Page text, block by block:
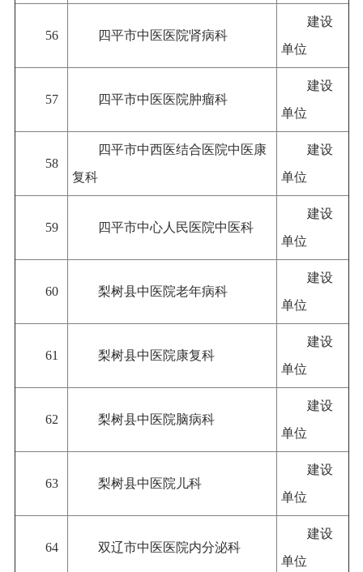
56 四平市中医医院肾病科
建设
单位
57 四平市中医医院肿瘤科
建设
单位
58
四平市中西医结合医院中医康
复科
建设
单位
59 四平市中心人民医院中医科
建设
单位
60 梨树县中医院老年病科
建设
单位
61 梨树县中医院康复科
建设
单位
62 梨树县中医院脑病科
建设
单位
63 梨树县中医院儿科
建设
单位
64 双辽市中医医院内分泌科
建设
单位